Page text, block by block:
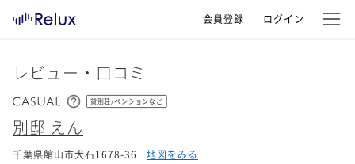
会員登録 ログイン
レビュー・口コミ
貸別荘/ペンションなど
別邸 えん
千葉県館山市犬石1678-36 地図をみる